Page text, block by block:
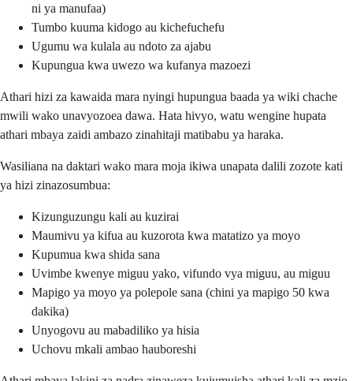
ni ya manufaa)
Tumbo kuuma kidogo au kichefuchefu
Ugumu wa kulala au ndoto za ajabu
Kupungua kwa uwezo wa kufanya mazoezi
Athari hizi za kawaida mara nyingi hupungua baada ya wiki chache
mwili wako unavyozoea dawa. Hata hivyo, watu wengine hupata
athari mbaya zaidi ambazo zinahitaji matibabu ya haraka.
Wasiliana na daktari wako mara moja ikiwa unapata dalili zozote kati
ya hizi zinazosumbua:
Kizunguzungu kali au kuzirai
Maumivu ya kifua au kuzorota kwa matatizo ya moyo
Kupumua kwa shida sana
Uvimbe kwenye miguu yako, vifundo vya miguu, au miguu
Mapigo ya moyo ya polepole sana (chini ya mapigo 50 kwa
dakika)
Unyogovu au mabadiliko ya hisia
Uchovu mkali ambao hauboreshi